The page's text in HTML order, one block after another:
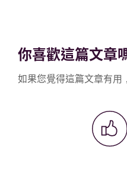
你喜歡這篇文章
如果您覺得這篇文章有用